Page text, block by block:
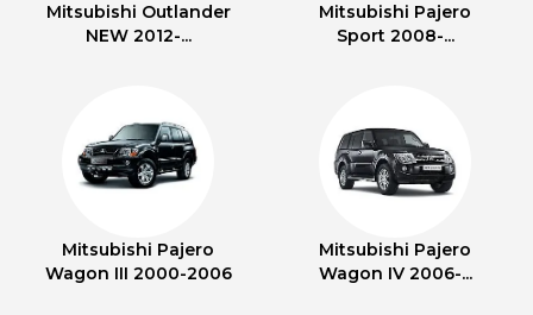
Mitsubishi Outlander
NEW 2012-...
Mitsubishi Pajero
Sport 2008-...
Mitsubishi Pajero
Wagon III 2000-2006
Mitsubishi Pajero
Wagon IV 2006-...